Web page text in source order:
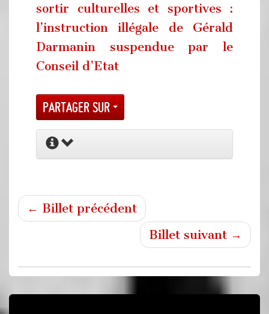
sortir culturelles et sportives :
l’instruction illégale de Gérald
Darmanin suspendue par le
Conseil d’Etat
Partager sur
← Billet précédent
Billet suivant →